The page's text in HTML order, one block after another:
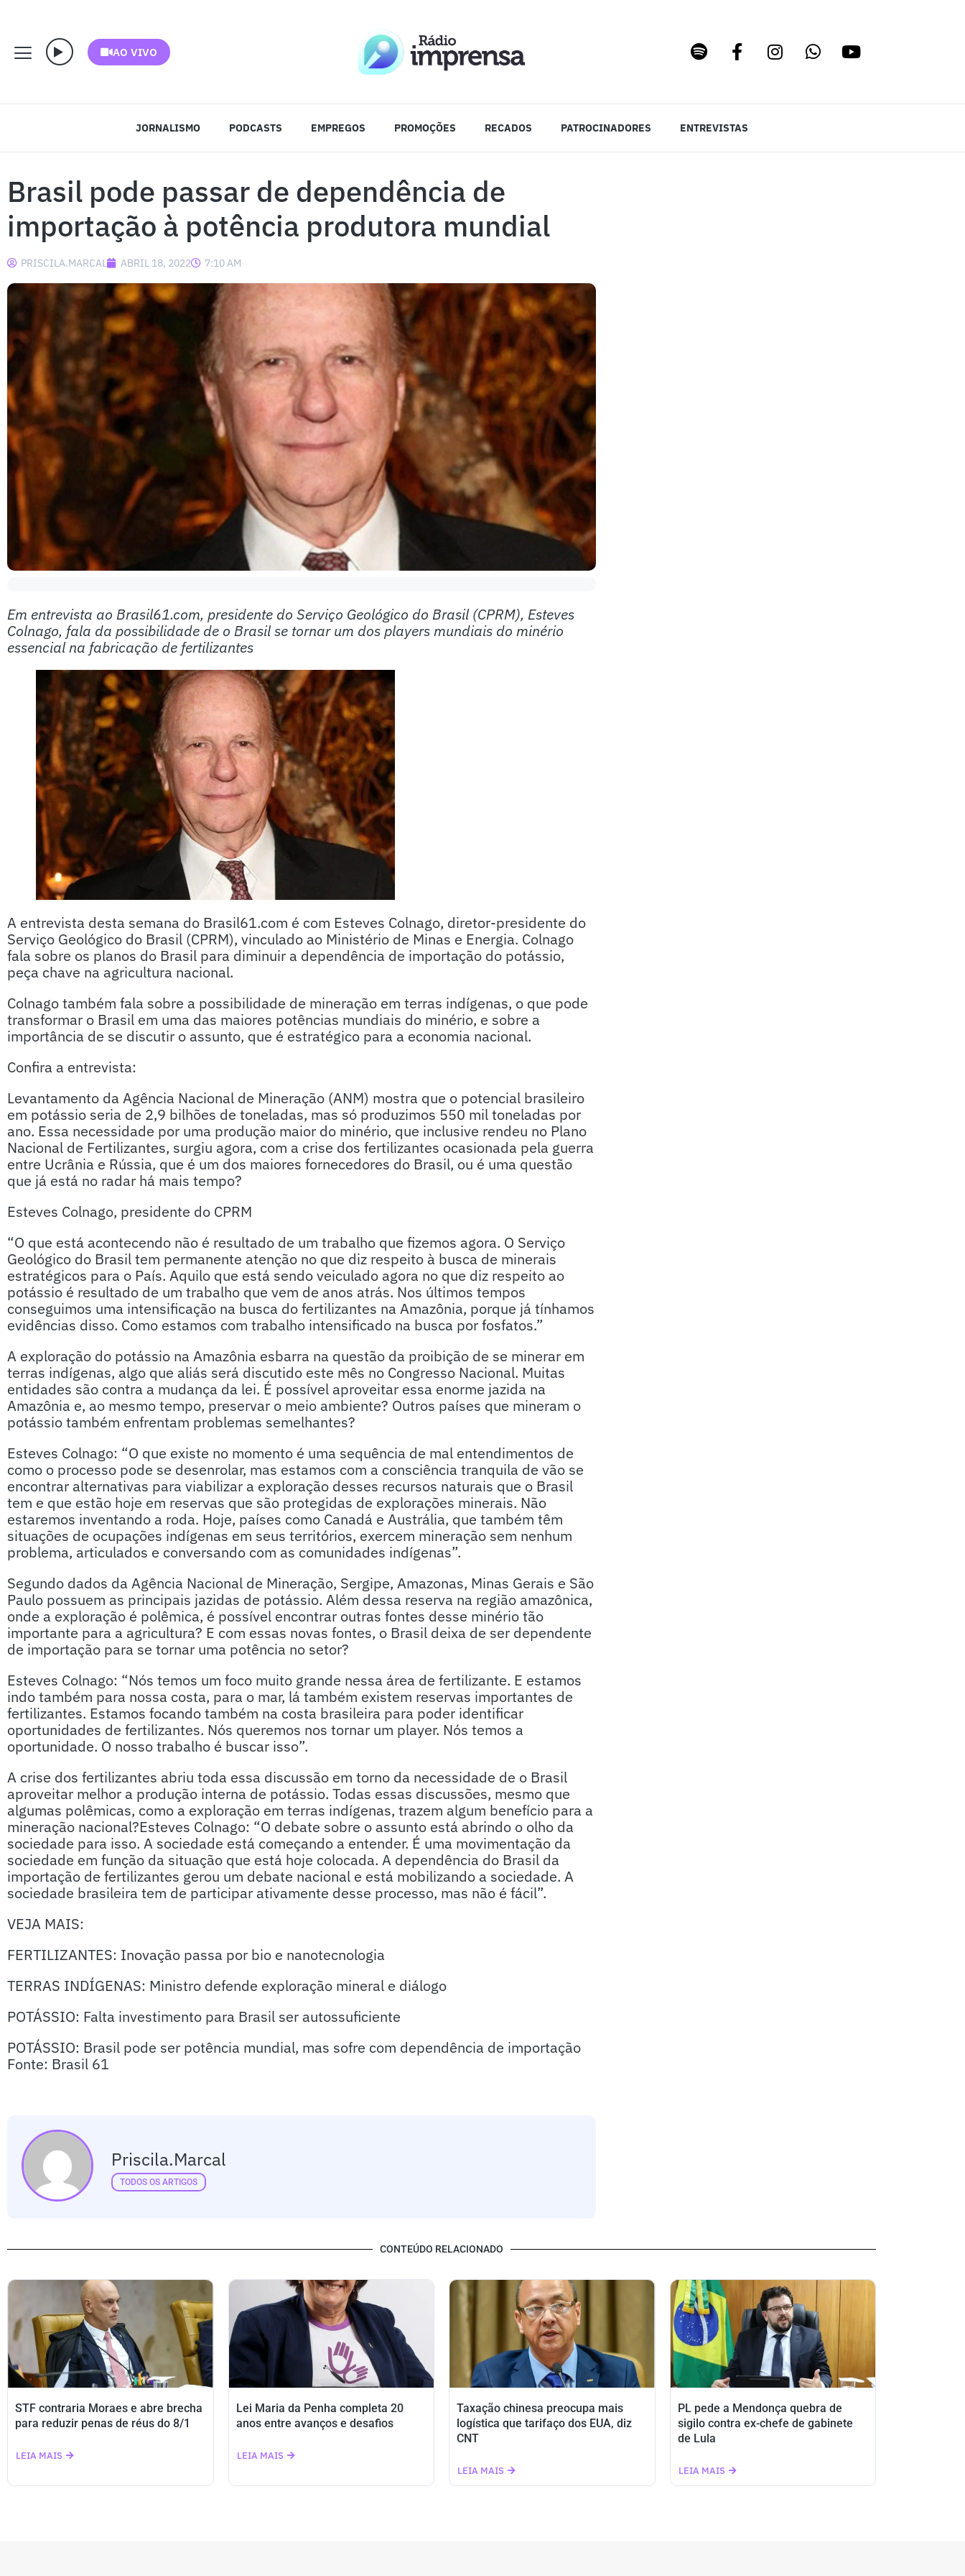
AO VIVO
JORNALISMO PODCASTS EMPREGOS PROMOÇÕES RECADOS PATROCINADORES ENTREVISTAS
Brasil pode passar de dependência de
importação à potência produtora mundial
PRISCILA.MARCAL ABRIL 18, 2022 7:10 AM
Em entrevista ao Brasil61.com, presidente do Serviço Geológico do Brasil (CPRM), Esteves
Colnago, fala da possibilidade de o Brasil se tornar um dos players mundiais do minério
essencial na fabricação de fertilizantes
A entrevista desta semana do Brasil61.com é com Esteves Colnago, diretor-presidente do
Serviço Geológico do Brasil (CPRM), vinculado ao Ministério de Minas e Energia. Colnago
fala sobre os planos do Brasil para diminuir a dependência de importação do potássio,
peça chave na agricultura nacional.
Colnago também fala sobre a possibilidade de mineração em terras indígenas, o que pode
transformar o Brasil em uma das maiores potências mundiais do minério, e sobre a
importância de se discutir o assunto, que é estratégico para a economia nacional.
Confira a entrevista:
Levantamento da Agência Nacional de Mineração (ANM) mostra que o potencial brasileiro
em potássio seria de 2,9 bilhões de toneladas, mas só produzimos 550 mil toneladas por
ano. Essa necessidade por uma produção maior do minério, que inclusive rendeu no Plano
Nacional de Fertilizantes, surgiu agora, com a crise dos fertilizantes ocasionada pela guerra
entre Ucrânia e Rússia, que é um dos maiores fornecedores do Brasil, ou é uma questão
que já está no radar há mais tempo?
Esteves Colnago, presidente do CPRM
“O que está acontecendo não é resultado de um trabalho que fizemos agora. O Serviço
Geológico do Brasil tem permanente atenção no que diz respeito à busca de minerais
estratégicos para o País. Aquilo que está sendo veiculado agora no que diz respeito ao
potássio é resultado de um trabalho que vem de anos atrás. Nos últimos tempos
conseguimos uma intensificação na busca do fertilizantes na Amazônia, porque já tínhamos
evidências disso. Como estamos com trabalho intensificado na busca por fosfatos.”
A exploração do potássio na Amazônia esbarra na questão da proibição de se minerar em
terras indígenas, algo que aliás será discutido este mês no Congresso Nacional. Muitas
entidades são contra a mudança da lei. É possível aproveitar essa enorme jazida na
Amazônia e, ao mesmo tempo, preservar o meio ambiente? Outros países que mineram o
potássio também enfrentam problemas semelhantes?
Esteves Colnago: “O que existe no momento é uma sequência de mal entendimentos de
como o processo pode se desenrolar, mas estamos com a consciência tranquila de vão se
encontrar alternativas para viabilizar a exploração desses recursos naturais que o Brasil
tem e que estão hoje em reservas que são protegidas de explorações minerais. Não
estaremos inventando a roda. Hoje, países como Canadá e Austrália, que também têm
situações de ocupações indígenas em seus territórios, exercem mineração sem nenhum
problema, articulados e conversando com as comunidades indígenas”.
Segundo dados da Agência Nacional de Mineração, Sergipe, Amazonas, Minas Gerais e São
Paulo possuem as principais jazidas de potássio. Além dessa reserva na região amazônica,
onde a exploração é polêmica, é possível encontrar outras fontes desse minério tão
importante para a agricultura? E com essas novas fontes, o Brasil deixa de ser dependente
de importação para se tornar uma potência no setor?
Esteves Colnago: “Nós temos um foco muito grande nessa área de fertilizante. E estamos
indo também para nossa costa, para o mar, lá também existem reservas importantes de
fertilizantes. Estamos focando também na costa brasileira para poder identificar
oportunidades de fertilizantes. Nós queremos nos tornar um player. Nós temos a
oportunidade. O nosso trabalho é buscar isso”.
A crise dos fertilizantes abriu toda essa discussão em torno da necessidade de o Brasil
aproveitar melhor a produção interna de potássio. Todas essas discussões, mesmo que
algumas polêmicas, como a exploração em terras indígenas, trazem algum benefício para a
mineração nacional?Esteves Colnago: “O debate sobre o assunto está abrindo o olho da
sociedade para isso. A sociedade está começando a entender. É uma movimentação da
sociedade em função da situação que está hoje colocada. A dependência do Brasil da
importação de fertilizantes gerou um debate nacional e está mobilizando a sociedade. A
sociedade brasileira tem de participar ativamente desse processo, mas não é fácil”.
VEJA MAIS:
FERTILIZANTES: Inovação passa por bio e nanotecnologia
TERRAS INDÍGENAS: Ministro defende exploração mineral e diálogo
POTÁSSIO: Falta investimento para Brasil ser autossuficiente
POTÁSSIO: Brasil pode ser potência mundial, mas sofre com dependência de importação
Fonte: Brasil 61
Priscila.marcal
TODOS OS ARTIGOS
CONTEÚDO RELACIONADO
STF contraria Moraes e abre brecha
para reduzir penas de réus do 8/1
LEIA MAIS
Lei Maria da Penha completa 20
anos entre avanços e desafios
LEIA MAIS
Taxação chinesa preocupa mais
logística que tarifaço dos EUA, diz
CNT
LEIA MAIS
PL pede a Mendonça quebra de
sigilo contra ex-chefe de gabinete
de Lula
LEIA MAIS